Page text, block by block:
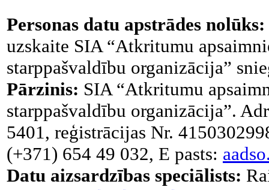
Personas datu apstrādes nolūks:
uzskaite SIA “Atkritumu
starppašvaldību organizācija”
Pārzinis: SIA “Atkritumu
starppašvaldību organizācija”.
5401, reģistrācijas Nr.
(+371) 654 49 032, E pasts:
Datu aizsardzības speciālists: